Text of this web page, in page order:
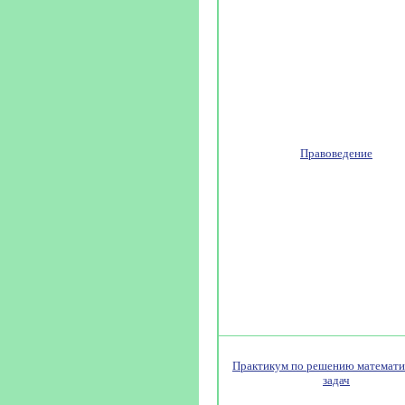
Правоведение
Практикум по решению
задач